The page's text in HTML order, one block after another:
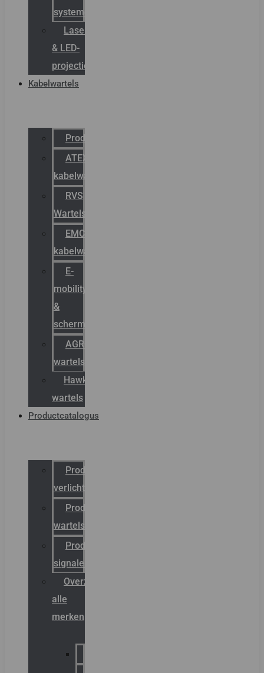
systemen
Laserbelijning
& LED-
projectie
Kabelwartels
Productcatalogus
ATEX
kabelwartels
RVS
Wartels
EMC
kabelwartels
E-
mobility
&
schermstromen
AGRO
wartels
Hawke
wartels
Productcatalogus
Productcatalogus
verlichting
Productcatalogus
wartels
Productcatalogus
signalering
Overzicht
alle
merken